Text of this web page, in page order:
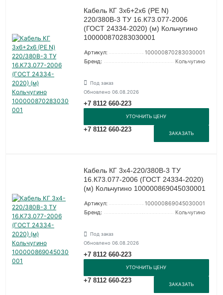
Кабель КГ 3х6+2х6 (PE N)
220/380В-3 ТУ 16.К73.077-2006
(ГОСТ 24334-2020) (м) Кольчугино
100000870283030001
Артикул:
100000870283030001
Бренд:
Кольчугино
Под заказ
Обновлено 06.08.2026
+7 8112 660-223
УТОЧНИТЬ ЦЕНУ
+7 8112 660-223
ЗАКАЗАТЬ
Кабель КГ 3х4-220/380В-3 ТУ
16.К73.077-2006 (ГОСТ 24334-2020)
(м) Кольчугино 100000869045030001
Артикул:
100000869045030001
Бренд:
Кольчугино
Под заказ
Обновлено 06.08.2026
+7 8112 660-223
УТОЧНИТЬ ЦЕНУ
+7 8112 660-223
ЗАКАЗАТЬ